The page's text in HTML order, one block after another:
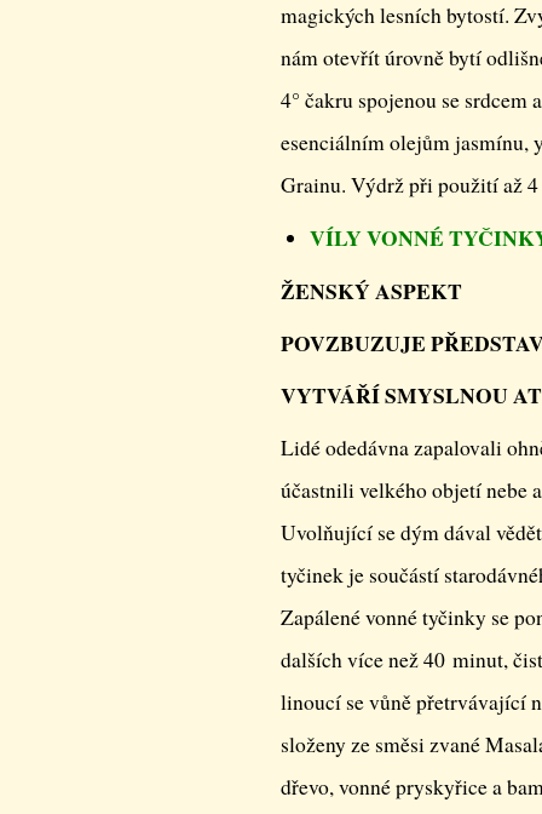
magických lesních bytostí.
nám otevřít úrovně bytí
4° čakru spojenou se srdcem
esenciálním olejům jasmínu,
Grainu. Výdrž při použití až
VÍLY VONNÉ
ŽENSKÝ ASPEKT
POVZBUZUJE
VYTVÁŘÍ SMYSLNOU
Lidé odedávna zapalovali
účastnili velkého objetí nebe
Uvolňující se dým dával
tyčinek je součástí
Zapálené vonné tyčinky se
dalších více než 40 minut,
linoucí se vůně přetrvávající
složeny ze směsi zvané
dřevo, vonné pryskyřice a